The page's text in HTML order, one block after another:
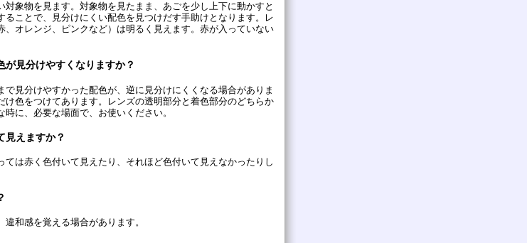
象物を見ます。対象物を見たまま、あごを少し上下に動かすと
ることで、見分けにくい配色を見つけだす手助けとなります。レ
、オレンジ、ピンクなど）は明るく見えます。赤が入っていない
が見分けやすくなりますか？
見分けやすかった配色が、逆に見分けにくくなる場合がありま
色をつけてあります。レンズの透明部分と着色部分のどちらか
に、必要な場面で、お使いください。
見えますか？
は赤く色付いて見えたり、それほど色付いて見えなかったりし
和感を覚える場合があります。